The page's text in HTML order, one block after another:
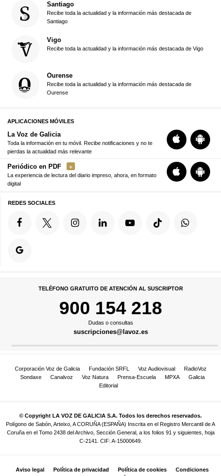
Santiago
Recibe toda la actualidad y la información más destacada de
Santiago
Vigo
Recibe toda la actualidad y la información más destacada de Vigo
Ourense
Recibe toda la actualidad y la información más destacada de
Ourense
APLICACIONES MÓVILES
La Voz de Galicia
Toda la información en tu móvil. Recibe notificaciones y no te
pierdas la actualidad más relevante
Periódico en PDF
La experiencia de lectura del diario impreso, ahora, en formato
digital
REDES SOCIALES
TELÉFONO GRATUITO DE ATENCIÓN AL SUSCRIPTOR
900 154 218
Dudas o consultas
suscripciones@lavoz.es
Corporación Voz de Galicia Fundación SRFL Voz Audiovisual
RadioVoz
Sondaxe
Canalvoz Voz Natura Prensa-Escuela MPXA
Galicia
Editorial
© Copyright LA VOZ DE GALICIA S.A. Todos los derechos reservados.
Polígono de Sabón, Arteixo, A CORUÑA (ESPAÑA) Inscrita en el Registro Mercantil de A
Coruña en el Tomo 2438 del Archivo, Sección General, a los folios 91 y siguientes, hoja
C-2141. CIF: A-15000649.
Aviso legal Política de privacidad Política de cookies
Condiciones